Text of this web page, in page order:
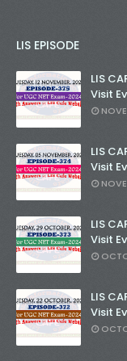
LIS EPISODE
LIS
Visit
LIS
Visit
LIS
Visit
LIS
Visit